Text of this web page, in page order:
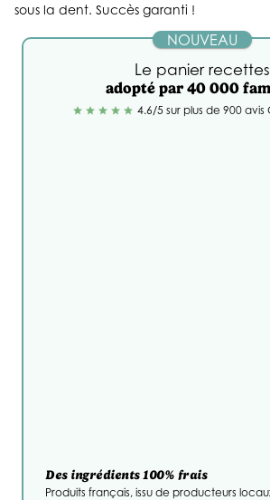
sous la dent. Succès garanti !
NOUVEAU
Le panier recettes
adopté par 40 000
star star star star star 4.6/5 sur plus de 900 avis
Des ingrédients 100% frais
Produits français, issu de producteurs